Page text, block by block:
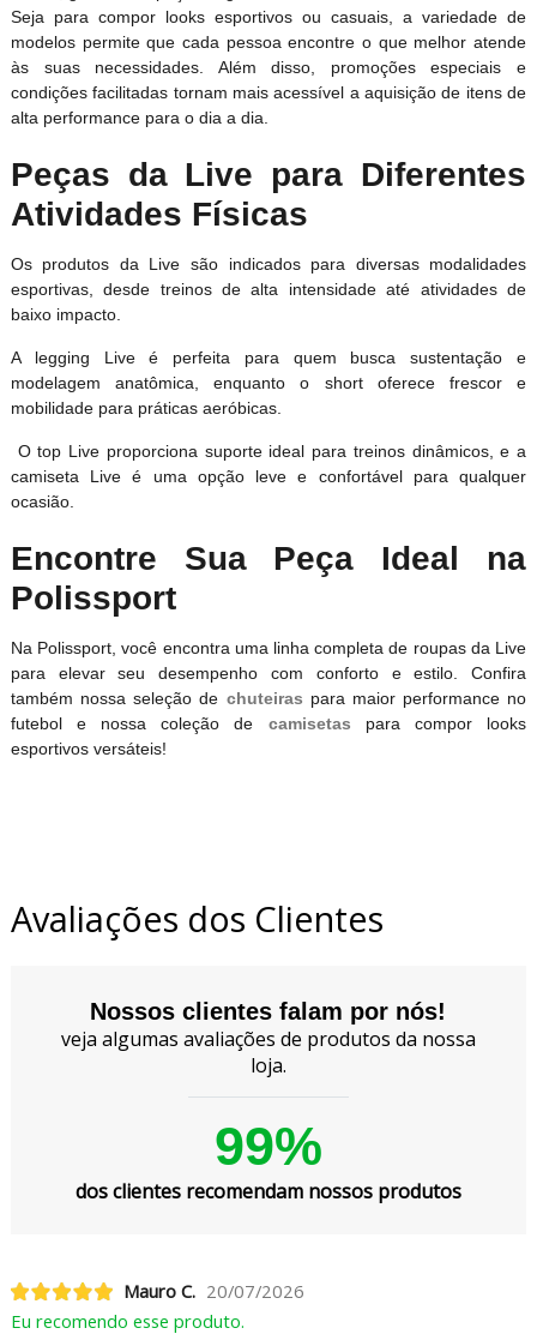
Seja para compor looks esportivos ou casuais, a variedade de
modelos permite que cada pessoa encontre o que melhor atende
às suas necessidades. Além disso, promoções especiais e
condições facilitadas tornam mais acessível a aquisição de itens de
alta performance para o dia a dia.
Peças da Live para Diferentes
Atividades Físicas
Os produtos da Live são indicados para diversas modalidades
esportivas, desde treinos de alta intensidade até atividades de
baixo impacto.
A legging Live é perfeita para quem busca sustentação e
modelagem anatômica, enquanto o short oferece frescor e
mobilidade para práticas aeróbicas.
O top Live proporciona suporte ideal para treinos dinâmicos, e a
camiseta Live é uma opção leve e confortável para qualquer
ocasião.
Encontre Sua Peça Ideal na
Polissport
Na Polissport, você encontra uma linha completa de roupas da Live
para elevar seu desempenho com conforto e estilo. Confira
também nossa seleção de chuteiras para maior performance no
futebol e nossa coleção de
camisetas para compor looks
esportivos versáteis!
Avaliações dos Clientes
Nossos clientes falam por nós!
veja algumas avaliações de produtos da nossa
loja.
99%
dos clientes recomendam nossos produtos
Mauro C. 20/07/2026
Eu recomendo esse produto.